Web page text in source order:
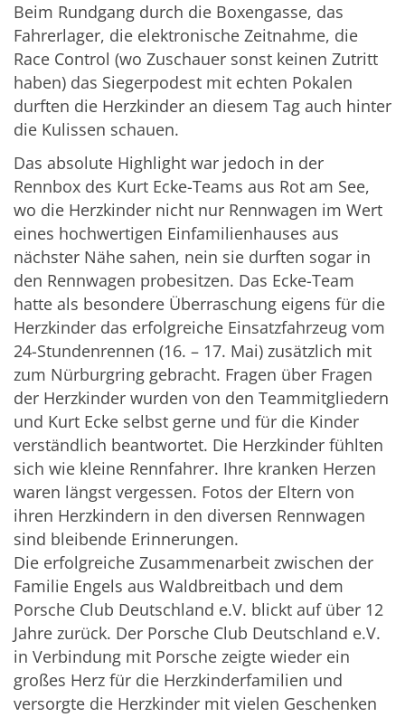
Beim Rundgang durch die Boxengasse, das
Fahrerlager, die elektronische Zeitnahme, die
Race Control (wo Zuschauer sonst keinen Zutritt
haben) das Siegerpodest mit echten Pokalen
durften die Herzkinder an diesem Tag auch hinter
die Kulissen schauen.
Das absolute Highlight war jedoch in der
Rennbox des Kurt Ecke-Teams aus Rot am See,
wo die Herzkinder nicht nur Rennwagen im Wert
eines hochwertigen Einfamilienhauses aus
nächster Nähe sahen, nein sie durften sogar in
den Rennwagen probesitzen. Das Ecke-Team
hatte als besondere Überraschung eigens für die
Herzkinder das erfolgreiche Einsatzfahrzeug vom
24-Stundenrennen (16. – 17. Mai) zusätzlich mit
zum Nürburgring gebracht. Fragen über Fragen
der Herzkinder wurden von den Teammitgliedern
und Kurt Ecke selbst gerne und für die Kinder
verständlich beantwortet. Die Herzkinder fühlten
sich wie kleine Rennfahrer. Ihre kranken Herzen
waren längst vergessen. Fotos der Eltern von
ihren Herzkindern in den diversen Rennwagen
sind bleibende Erinnerungen.
Die erfolgreiche Zusammenarbeit zwischen der
Familie Engels aus Waldbreitbach und dem
Porsche Club Deutschland e.V. blickt auf über 12
Jahre zurück. Der Porsche Club Deutschland e.V.
in Verbindung mit Porsche zeigte wieder ein
großes Herz für die Herzkinderfamilien und
versorgte die Herzkinder mit vielen Geschenken